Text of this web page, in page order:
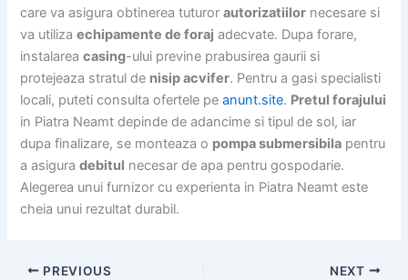
care va asigura obtinerea tuturorautorizatiilor necesare si
va utilizaechipamente de foraj adecvate. Dupa forare,
instalareacasing-ului previne prabusirea gaurii si
protejeaza stratul de nisip acvifer. Pentru a gasi specialisti
locali, puteti consulta ofertele peanunt.site. Pretul forajului
in Piatra Neamt depinde de adancime si tipul de sol, iar
dupa finalizare, se monteaza o pompa submersibila pentru
a asiguradebitul necesar de apa pentru gospodarie.
Alegerea unui furnizor cu experienta in Piatra Neamt este
cheia unui rezultat durabil.
PREVIOUS NEXT